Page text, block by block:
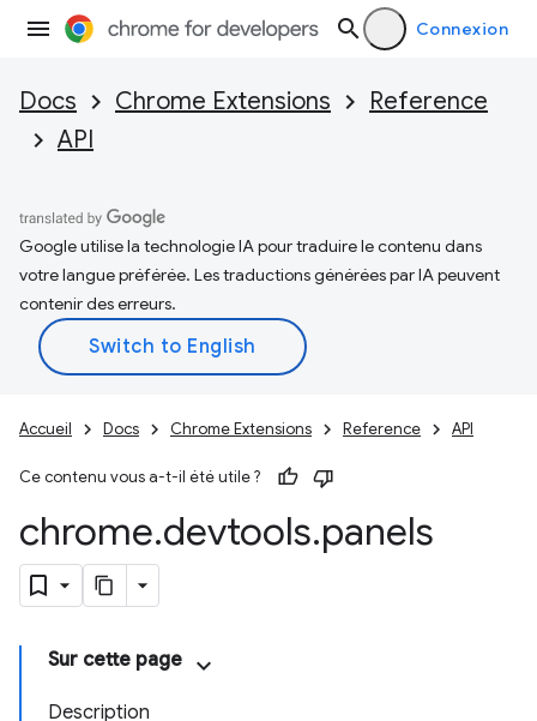
Connexion
Docs Chrome Extensions
Reference
API
Google utilise la technologie IA pour traduire le contenu dans
votre langue préférée. Les traductions générées par IA peuvent
contenir des erreurs.
Accueil Docs Chrome Extensions Reference API
Ce contenu vous a-t-il été utile ?
chrome.devtools.panels
Sur cette page
Description